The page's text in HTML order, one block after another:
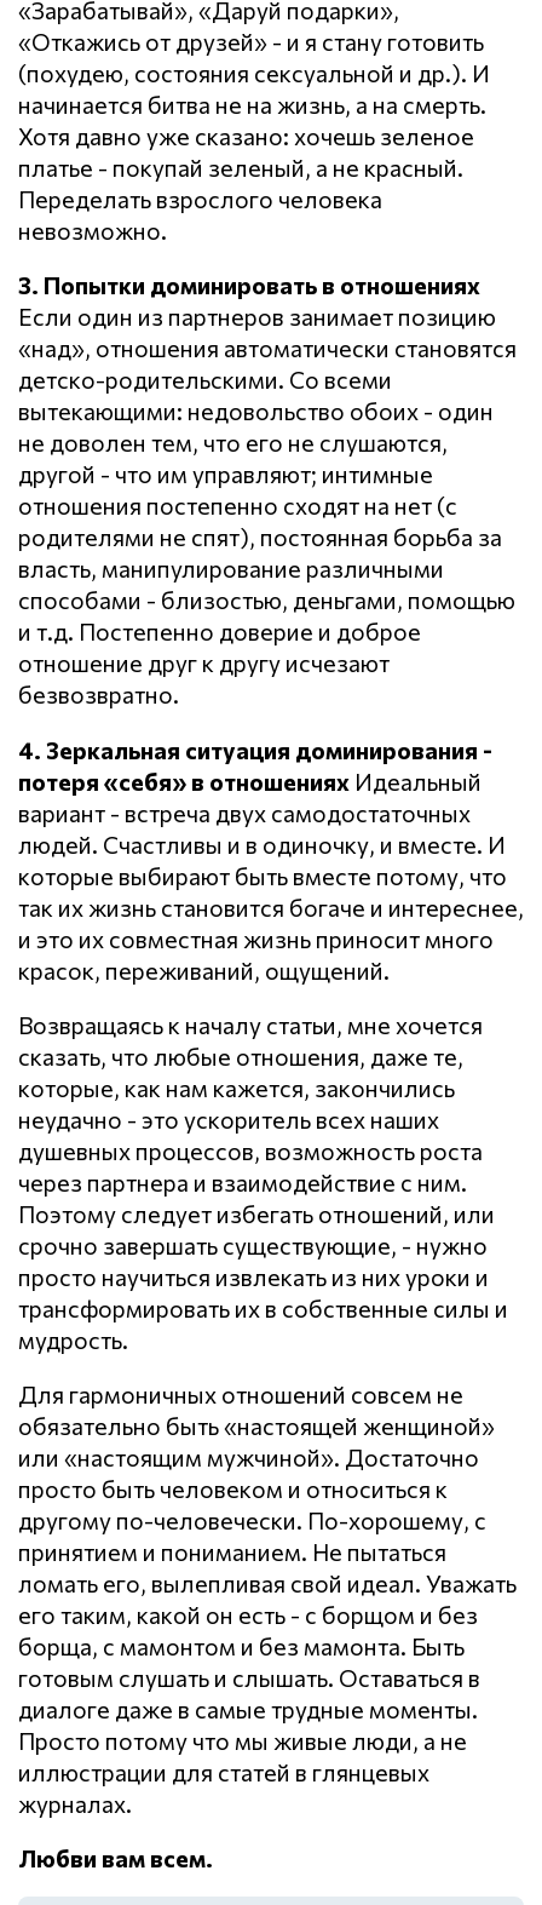
«Зарабатывай», «Даруй подарки»,
«Откажись от друзей» - и я стану готовить
(похудею, состояния сексуальной и др.). И
начинается битва не на жизнь, а на смерть.
Хотя давно уже сказано: хочешь зеленое
платье - покупай зеленый, а не красный.
Переделать взрослого человека
невозможно.
3. Попытки доминировать в отношениях
Если один из партнеров занимает позицию
«над», отношения автоматически становятся
детско-родительскими. Со всеми
вытекающими: недовольство обоих - один
не доволен тем, что его не слушаются,
другой - что им управляют; интимные
отношения постепенно сходят на нет (с
родителями не спят), постоянная борьба за
власть, манипулирование различными
способами - близостью, деньгами, помощью
и т.д. Постепенно доверие и доброе
отношение друг к другу исчезают
безвозвратно.
4. Зеркальная ситуация доминирования -
потеря «себя» в отношениях Идеальный
вариант - встреча двух самодостаточных
людей. Счастливы и в одиночку, и вместе. И
которые выбирают быть вместе потому, что
так их жизнь становится богаче и интереснее,
и это их совместная жизнь приносит много
красок, переживаний, ощущений.
Возвращаясь к началу статьи, мне хочется
сказать, что любые отношения, даже те,
которые, как нам кажется, закончились
неудачно - это ускоритель всех наших
душевных процессов, возможность роста
через партнера и взаимодействие с ним.
Поэтому следует избегать отношений, или
срочно завершать существующие, - нужно
просто научиться извлекать из них уроки и
трансформировать их в собственные силы и
мудрость.
Для гармоничных отношений совсем не
обязательно быть «настоящей женщиной»
или «настоящим мужчиной». Достаточно
просто быть человеком и относиться к
другому по-человечески. По-хорошему, с
принятием и пониманием. Не пытаться
ломать его, вылепливая свой идеал. Уважать
его таким, какой он есть - с борщом и без
борща, с мамонтом и без мамонта. Быть
готовым слушать и слышать. Оставаться в
диалоге даже в самые трудные моменты.
Просто потому что мы живые люди, а не
иллюстрации для статей в глянцевых
журналах.
Любви вам всем.